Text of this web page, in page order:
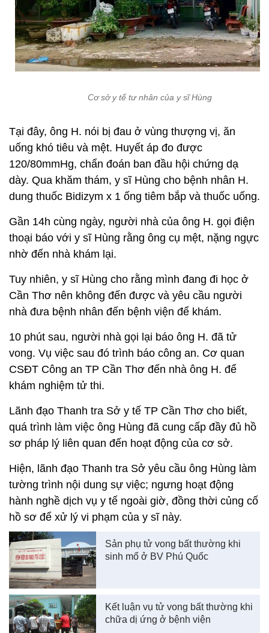
Cơ sở y tế tư nhân của y sĩ Hùng
Tại đây, ông H. nói bị đau ở vùng thượng vị, ăn
uống khó tiêu và mệt. Huyết áp đo được
120/80mmHg, chẩn đoán ban đầu hội chứng dạ
dày. Qua khăm thám, y sĩ Hùng cho bệnh nhân H.
dung thuốc Bidizym x 1 ống tiêm bắp và thuốc uống.
Gần 14h cùng ngày, người nhà của ông H. gọi điện
thoại báo với y sĩ Hùng rằng ông cụ mệt, nặng ngực
nhờ đến nhà khám lại.
Tuy nhiên, y sĩ Hùng cho rằng mình đang đi học ở
Cần Thơ nên không đến được và yêu cầu người
nhà đưa bệnh nhân đến bệnh viện để khám.
10 phút sau, người nhà gọi lại báo ông H. đã tử
vong. Vụ việc sau đó trình báo công an. Cơ quan
CSĐT Công an TP Cần Thơ đến nhà ông H. để
khám nghiệm tử thi.
Lãnh đạo Thanh tra Sở y tế TP Cần Thơ cho biết,
quá trình làm việc ông Hùng đã cung cấp đầy đủ hồ
sơ pháp lý liên quan đến hoạt động của cơ sở.
Hiện, lãnh đạo Thanh tra Sở yêu cầu ông Hùng làm
tường trình nội dung sự việc; ngưng hoạt động
hành nghề dịch vụ y tế ngoài giờ, đồng thời củng cố
hồ sơ để xử lý vi phạm của y sĩ này.
Sản phụ tử vong bất thường khi
sinh mổ ở BV Phú Quốc
Kết luận vụ tử vong bất thường khi
chữa dị ứng ở bệnh viện